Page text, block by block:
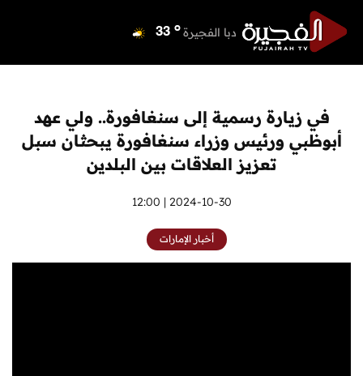
دبا الفجيرة 33 o
أم القيوين o
راس الخيمة o
الفجيرة 33 o
في زيارة رسمية إلى سنغافورة.. ولي عهد
أبوظبي ورئيس وزراء سنغافورة يبحثان سبل
تعزيز العلاقات بين البلدين
2024-10-30 | 12:00
أخبار الإمارات